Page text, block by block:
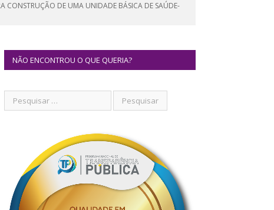
CONSTRUÇÃO DE UMA UNIDADE BÁSICA DE SAÚDE-
NÃO ENCONTROU O QUE QUERIA?